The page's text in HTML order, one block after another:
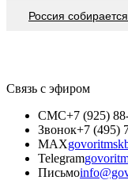
Россия
Связь с эфиром
СМС+7 (925)
Звонок+7 (495)
MAX
Telegram
Письмо